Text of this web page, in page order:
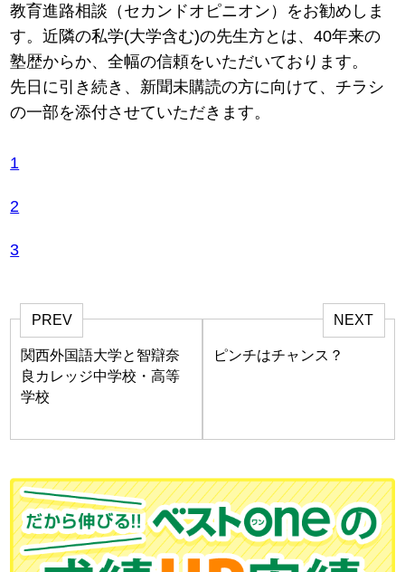
教育進路相談（セカンドオピニオン）をお勧めしま
す。近隣の私学(大学含む)の先生方とは、40年来の
塾歴からか、全幅の信頼をいただいております。
先日に引き続き、新聞未購読の方に向けて、チラシ
の一部を添付させていただきます。
1
2
3
PREV
関西外国語大学と智辯奈
良カレッジ中学校・高等
学校
NEXT
ピンチはチャンス？